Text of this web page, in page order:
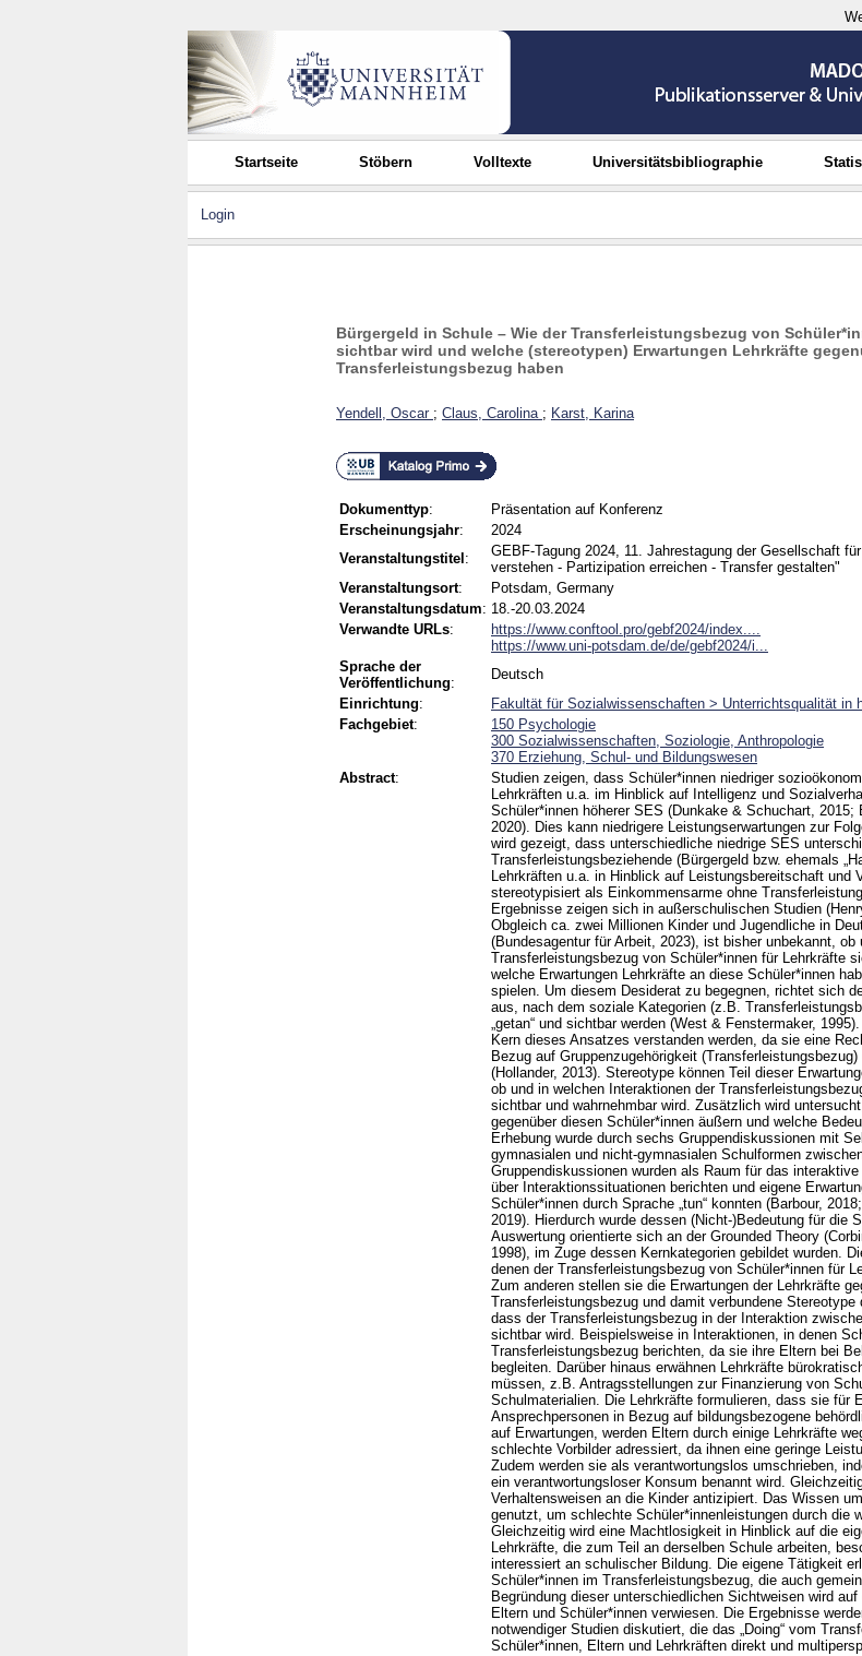
Startseite Stöbern Volltexte Universitätsbibliographie
Login
Bürgergeld in Schule – Wie der Transferleistungsbezug von
sichtbar wird und welche (stereotypen) Erwartungen Lehrkräfte
Transferleistungsbezug haben
Yendell, Oscar ; Claus, Carolina ; Karst, Karina
Dokumenttyp:
Präsentation auf Konferenz
Erscheinungsjahr:
2024
Veranstaltungstitel :
GEBF-Tagung 2024, 11. Jahrestagung der Gesellschaft
verstehen - Partizipation erreichen - Transfer gestalten"
Veranstaltungsort:
Potsdam, Germany
Veranstaltungsdatum: 18.-20.03.2024
Verwandte URLs:
https://www.conftool.pro/gebf2024/index....
https://www.uni-potsdam.de/de/gebf2024/i...
Sprache der
Veröffentlichung:
Deutsch
Einrichtung:
Fakultät für Sozialwissenschaften > Unterrichtsqualität in
Fachgebiet:
150 Psychologie
300 Sozialwissenschaften, Soziologie, Anthropologie
370 Erziehung, Schul- und Bildungswesen
Abstract:
Studien zeigen, dass Schüler*innen niedriger
Lehrkräften u.a. im Hinblick auf Intelligenz und
Schüler*innen höherer SES (Dunkake & Schuchart,
2020). Dies kann niedrigere Leistungserwartungen zur
wird gezeigt, dass unterschiedliche niedrige SES
Transferleistungsbeziehende (Bürgergeld bzw. ehemals
Lehrkräften u.a. in Hinblick auf Leistungsbereitschaft und
stereotypisiert als Einkommensarme ohne
Ergebnisse zeigen sich in außerschulischen Studien
Obgleich ca. zwei Millionen Kinder und Jugendliche in
(Bundesagentur für Arbeit, 2023), ist bisher unbekannt,
Transferleistungsbezug von Schüler*innen für Lehrkräfte
welche Erwartungen Lehrkräfte an diese Schüler*innen
spielen. Um diesem Desiderat zu begegnen, richtet sich
aus, nach dem soziale Kategorien (z.B.
„getan“ und sichtbar werden (West & Fenstermaker,
Kern dieses Ansatzes verstanden werden, da sie eine
Bezug auf Gruppenzugehörigkeit
(Hollander, 2013). Stereotype können Teil dieser
ob und in welchen Interaktionen der
sichtbar und wahrnehmbar wird. Zusätzlich wird
gegenüber diesen Schüler*innen äußern und welche
Erhebung wurde durch sechs Gruppendiskussionen mit
gymnasialen und nicht-gymnasialen Schulformen
Gruppendiskussionen wurden als Raum für das
über Interaktionssituationen berichten und eigene
Schüler*innen durch Sprache „tun“ konnten (Barbour,
2019). Hierdurch wurde dessen (Nicht-)Bedeutung für die
Auswertung orientierte sich an der Grounded Theory
1998), im Zuge dessen Kernkategorien gebildet wurden.
denen der Transferleistungsbezug von Schüler*innen für
Zum anderen stellen sie die Erwartungen der Lehrkräfte
Transferleistungsbezug und damit verbundene
dass der Transferleistungsbezug in der Interaktion
sichtbar wird. Beispielsweise in Interaktionen, in denen
Transferleistungsbezug berichten, da sie ihre Eltern bei
begleiten. Darüber hinaus erwähnen Lehrkräfte
müssen, z.B. Antragsstellungen zur Finanzierung von
Schulmaterialien. Die Lehrkräfte formulieren, dass sie für
Ansprechpersonen in Bezug auf bildungsbezogene
auf Erwartungen, werden Eltern durch einige Lehrkräfte
schlechte Vorbilder adressiert, da ihnen eine geringe
Zudem werden sie als verantwortungslos umschrieben,
ein verantwortungsloser Konsum benannt wird.
Verhaltensweisen an die Kinder antizipiert. Das Wissen
genutzt, um schlechte Schüler*innenleistungen durch die
Gleichzeitig wird eine Machtlosigkeit in Hinblick auf die
Lehrkräfte, die zum Teil an derselben Schule arbeiten,
interessiert an schulischer Bildung. Die eigene Tätigkeit
Schüler*innen im Transferleistungsbezug, die auch
Begründung dieser unterschiedlichen Sichtweisen wird
Eltern und Schüler*innen verwiesen. Die Ergebnisse
notwendiger Studien diskutiert, die das „Doing“ vom
Schüler*innen, Eltern und Lehrkräften direkt und